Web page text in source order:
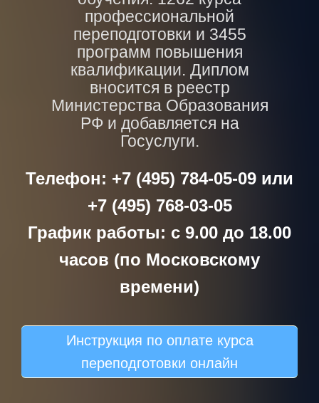
профессиональной
переподготовки и 3455
программ повышения
квалификации. Диплом
вносится в реестр
Министерства Образования
РФ и добавляется на
Госуслуги.
Телефон: +7 (495) 784-05-09 или
+7 (495) 768-03-05
График работы: с 9.00 до 18.00
часов (по Московскому
времени)
Инструкция по оплате курса
переподготовки онлайн